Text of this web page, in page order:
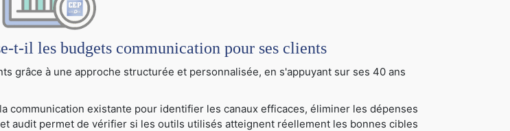
t-il les budgets communication pour ses clients
grâce à une approche structurée et personnalisée, en s'appuyant sur ses 40 ans
communication existante pour identifier les canaux efficaces, éliminer les dépenses
audit permet de vérifier si les outils utilisés atteignent réellement les bonnes cibles